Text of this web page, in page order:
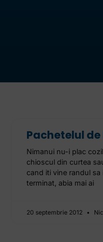
Pachetelul
Nimanui nu-i plac
chioscul din curtea
cand iti vine randul
terminat, abia mai ai
20 septembrie 2012